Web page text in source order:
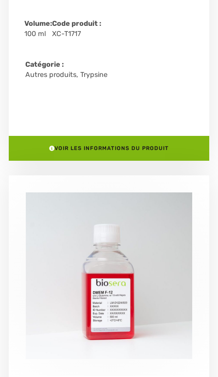
Volume:
100 ml
Code produit :
XC-T1717
Catégorie :
Autres produits, Trypsine
VOIR LES INFORMATIONS DU PRODUIT